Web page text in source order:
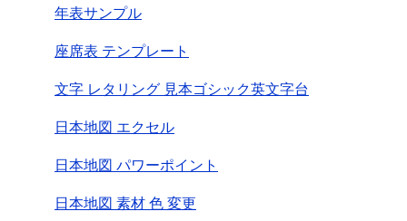
年表サンプル
座席表 テンプレート
文字 レタリング 見本ゴシック英文字台
日本地図 エクセル
日本地図 パワーポイント
日本地図 素材 色 変更